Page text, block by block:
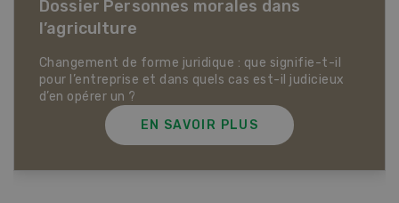
Dossier Articles biologiques
EN SAVOIR PLUS